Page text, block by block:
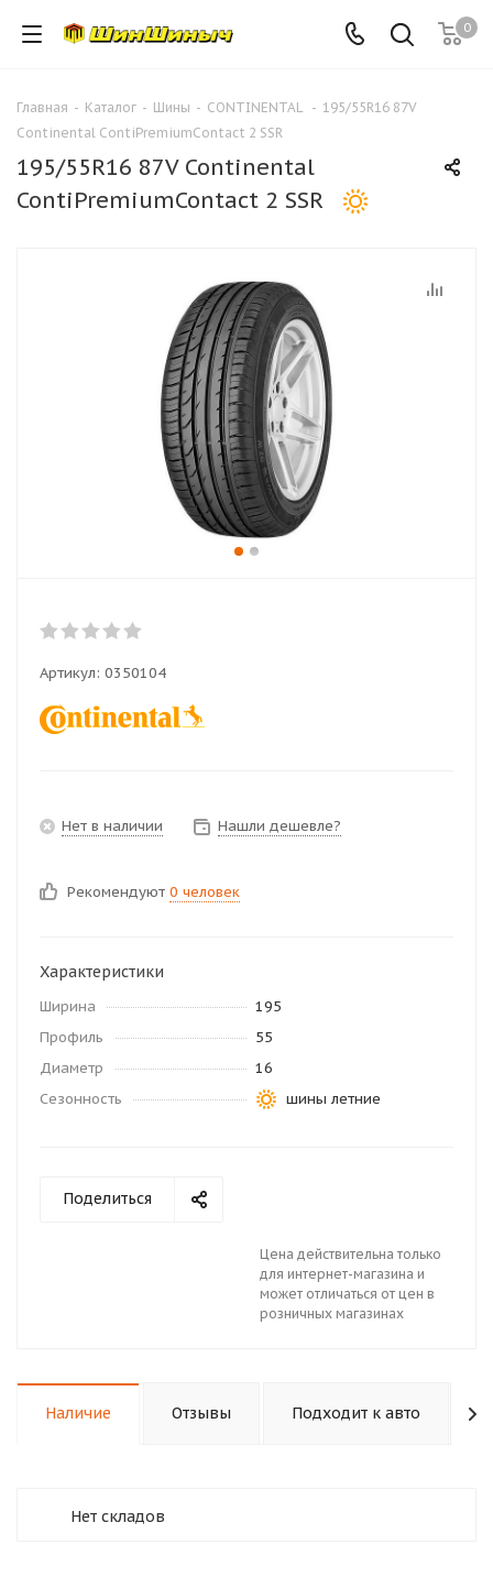
0
Главная - Каталог - Шины - CONTINENTAL - 195/55R16 87V
Continental ContiPremiumContact 2 SSR
195/55R16 87V Continental
ContiPremiumContact 2 SSR
Артикул: 0350104
Нет в наличии Нашли дешевле?
Рекомендуют 0 человек
Характеристики
Ширина
195
Профиль
55
Диаметр
16
Сезонность
шины летние
Поделиться
Цена действительна только
для интернет-магазина и
может отличаться от цен в
розничных магазинах
Наличие Отзывы Подходит к авто
Нет складов